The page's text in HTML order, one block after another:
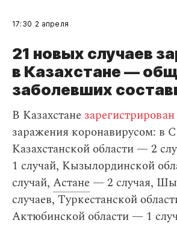
17:30 2 апреля
21 новых случаев
в Казахстане —
заболевших
В Казахстане зарегистрирован
заражения коронавирусом: в
Казахстанской области — 2
1 случай, Кызылординской
случай, Астане — 2 случая,
случаев, Туркестанской
Актюбинской области — 1